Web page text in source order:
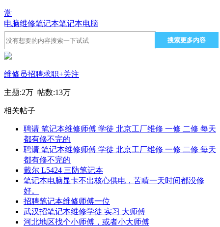
赏
电脑维修笔记本笔记本电脑
搜索更多内容
维修员招聘求职+关注
主题:2万 帖数:13万
相关帖子
聘请 笔记本维修师傅 学徒 北京工厂维修 一修 二修 每天
都有修不完的
聘请 笔记本维修师傅 学徒 北京工厂维修 一修 二修 每天
都有修不完的
戴尔 L5424 三防笔记本
笔记本电脑显卡不出核心供电，苦啃一天时间都没修
好。
招聘笔记本维修师傅一位
武汉招笔记本维修学徒 实习 大师傅
河北地区找个小师傅，或者小大师傅